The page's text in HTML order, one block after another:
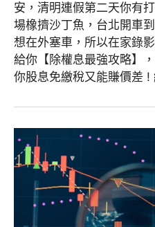
安，清明連假第二天你有
場橡擠沙丁魚，台北開車
想在外塞車，所以在家錄
給你【除權息最強攻略】
你股息免繳稅又能賺價差